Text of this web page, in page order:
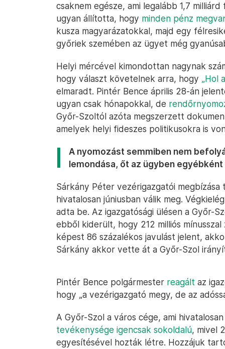
csaknem egésze, ami legalább 1,7
ugyan állította, hogy minden pénz
kusza magyarázatokkal, majd egy
győriek szemében az ügyet még
Helyi mércével kimondottan nagynak
hogy választ követelnek arra, hogy „Hol
elmaradt. Pintér Bence április 28-án
ugyan csak hónapokkal, de
Győr-Szoltól azóta megszerzett
amelyek helyi fideszes politikusokra is
A nyomozást semmiben nem
lemondása, őt az ügyben
Sárkány Péter vezérigazgatói
hivatalosan júniusban válik meg.
adta be. Az igazgatósági ülésen a Győr-
ebből kiderült, hogy 212 milliós
képest 86 százalékos javulást jelent,
Sárkány akkor vette át a Győr-Szol
Pintér Bence polgármester reagált az
hogy „a vezérigazgató megy, de az
A Győr-Szol a város cége, ami
tevékenysége igencsak sokoldalú, mivel
egyesítésével hozták létre. Hozzájuk